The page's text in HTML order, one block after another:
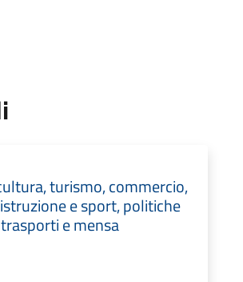
turismo, commercio,
e sport, politiche
e mensa